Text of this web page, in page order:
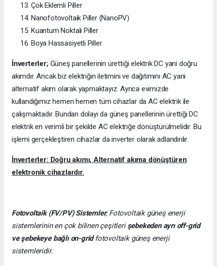
Çok Eklemli Piller
Nanofotovoltaik Piller (NanoPV)
Kuantum Noktalı Piller
Boya Hassasiyetli Piller
İnverterler;Güneş panellerinin ürettiği elektrik DC yani doğru
akımdır. Ancak biz elektriğin iletimini ve dağıtımını AC yani
alternatif akım olarak yapmaktayız. Ayrıca evimizde
kullandığımız hemen hemen tüm cihazlar da AC elektrik ile
çalışmaktadır. Bundan dolayı da güneş panellerinin ürettiği DC
elektrik en verimli bir şekilde AC elektriğe dönüştürülmelidir. Bu
işlemi gerçekleştiren cihazlar da inverter olarak adlandırılır.
İnverterler: Doğru akımı, Alternatif akıma dönüştüren
elektronik cihazlardır.
Fotovoltaik (FV/PV) Sistemler; Fotovoltaik güneş enerji
sistemlerinin en çok bilinen çeşitleri şebekeden ayrı off-grid
ve şebekeye bağlı on-gridfotovoltaik güneş enerji
sistemleridir.